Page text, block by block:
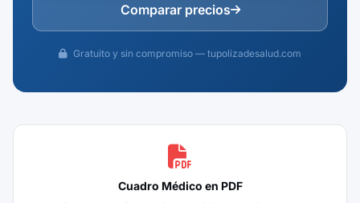
Comparar precios
Gratuito y sin compromiso — tupolizadesalud.com
Cuadro Médico en PDF